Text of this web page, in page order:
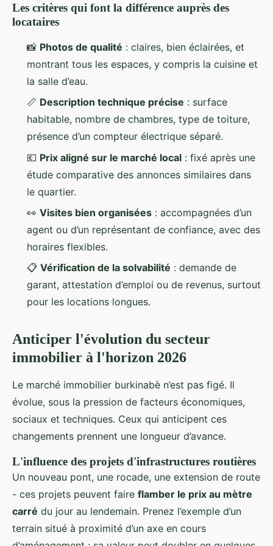
Les critères qui font la différence auprès des
locataires
📸 Photos de qualité : claires, bien éclairées, et
montrant tous les espaces, y compris la cuisine et
la salle d’eau.
📏 Description technique précise : surface
habitable, nombre de chambres, type de toiture,
présence d’un compteur électrique séparé.
💶 Prix aligné sur le marché local : fixé après une
étude comparative des annonces similaires dans
le quartier.
👀 Visites bien organisées : accompagnées d’un
agent ou d’un représentant de confiance, avec des
horaires flexibles.
📋 Vérification de la solvabilité : demande de
garant, attestation d’emploi ou de revenus, surtout
pour les locations longues.
Anticiper l'évolution du secteur
immobilier à l'horizon 2026
Le marché immobilier burkinabè n’est pas figé. Il
évolue, sous la pression de facteurs économiques,
sociaux et techniques. Ceux qui anticipent ces
changements prennent une longueur d’avance.
L'influence des projets d'infrastructures routières
Un nouveau pont, une rocade, une extension de route
- ces projets peuvent faire flamber le prix au mètre
carré du jour au lendemain. Prenez l’exemple d’un
terrain situé à proximité d’un axe en cours